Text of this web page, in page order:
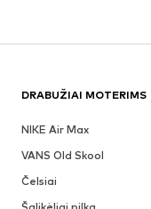
DRABUŽIAI MOTERIMS
NIKE Air Max
VANS Old Skool
Čelsiai